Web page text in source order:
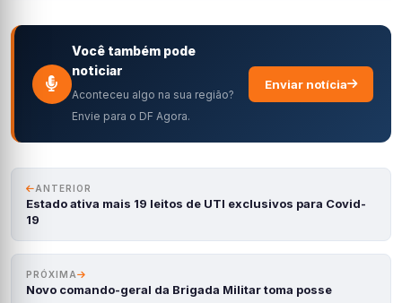
Você também pode
noticiar
Aconteceu algo na sua região?
Envie para o DF Agora.
Enviar notícia
ANTERIOR
Estado ativa mais 19 leitos de UTI exclusivos para Covid-
19
PRÓXIMA
Novo comando-geral da Brigada Militar toma posse